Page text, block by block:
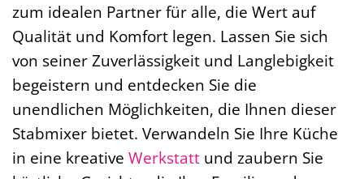
zum idealen Partner für alle, die Wert auf
Qualität und Komfort legen. Lassen Sie sich
von seiner Zuverlässigkeit und Langlebigkeit
begeistern und entdecken Sie die
unendlichen Möglichkeiten, die Ihnen dieser
Stabmixer bietet. Verwandeln Sie Ihre Küche
in eine kreative Werkstatt und zaubern Sie